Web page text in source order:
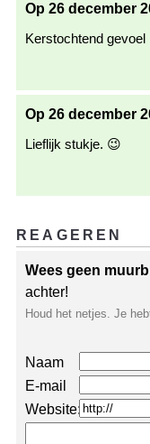
Op 26 december
Kerstochtend gevoel
Op 26 december
Lieflijk stukje. 😉
REAGEREN
Wees geen
achter!
Houd het netjes. Je
Naam
E-mail
Website: